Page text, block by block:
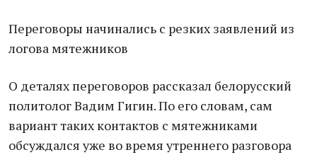
Переговоры начинались с резких заявлений из
логова мятежников
О деталях переговоров рассказал белорусский
политолог Вадим Гигин. По его словам, сам
вариант таких контактов с мятежниками
обсуждался уже во время утреннего разговора